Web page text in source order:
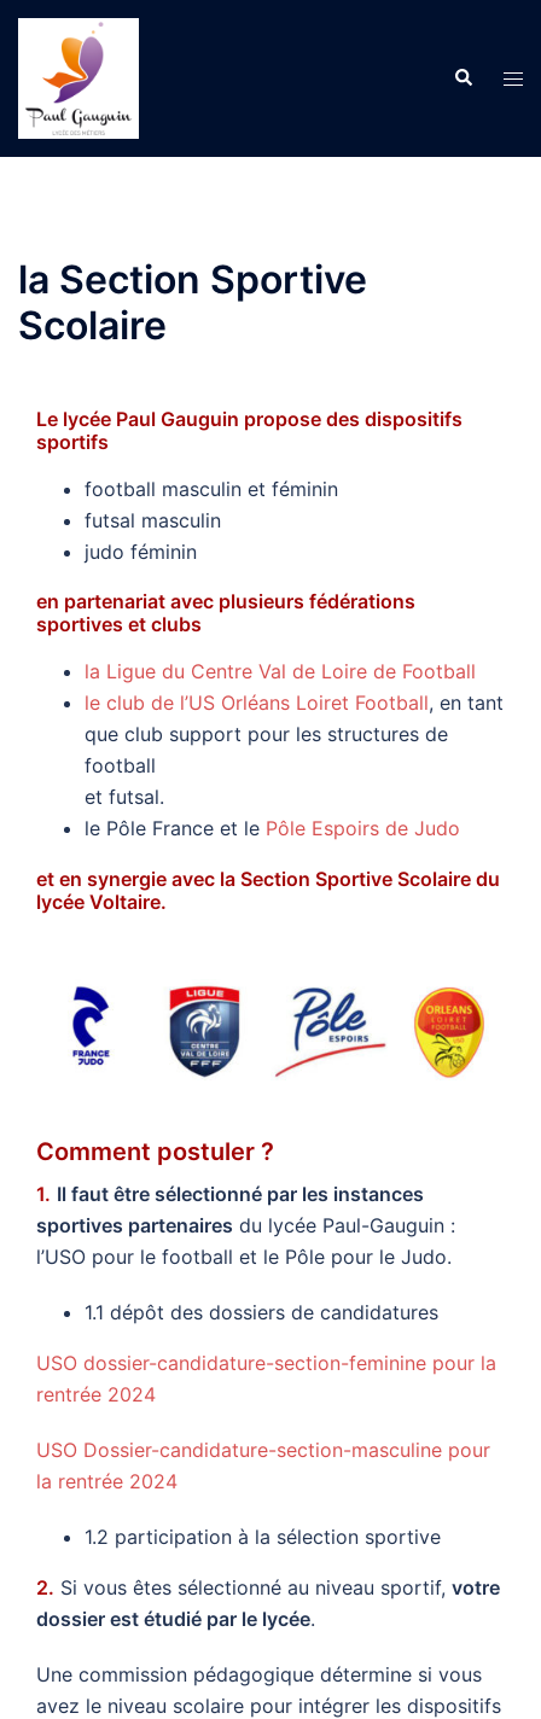
Aller
contenu
la Section Sportive
Scolaire
Le lycée Paul Gauguin propose des dispositifs
sportifs
football masculin et féminin
futsal masculin
judo féminin
en partenariat avec plusieurs fédérations
sportives et clubs
la Ligue du Centre Val de Loire de Football
le club de l’US Orléans Loiret Football, en tant
que club support pour les structures de
football
et futsal.
le Pôle France et le Pôle Espoirs de Judo
et en synergie avec la Section Sportive Scolaire du
lycée Voltaire.
Comment postuler ?
1. Il faut être sélectionné par les instances
sportives partenaires du lycée Paul-Gauguin :
l’USO pour le football et le Pôle pour le Judo.
1.1 dépôt des dossiers de candidatures
USO dossier-candidature-section-feminine pour la
rentrée 2024
USO Dossier-candidature-section-masculine pour
la rentrée 2024
1.2 participation à la sélection sportive
2. Si vous êtes sélectionné au niveau sportif, votre
dossier est étudié par le lycée.
Une commission pédagogique détermine si vous
avez le niveau scolaire pour intégrer les dispositifs